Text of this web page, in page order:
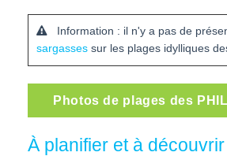
Information : il n'y a pas de
sargasses sur les plages idylliques
Photos de plages des
À planifier et à